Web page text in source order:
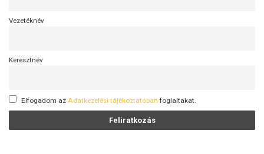
Vezetéknév
Keresztnév
Elfogadom az Adatkezelési tájékoztatóban foglaltakat.